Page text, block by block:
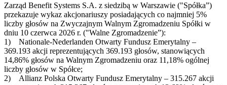
Zarząd Benefit Systems S.A. z siedzibą w Warszawie ("Spółka”)
przekazuje wykaz akcjonariuszy posiadających co najmniej 5%
liczby głosów na Zwyczajnym Walnym Zgromadzeniu Spółki w
dniu 10 czerwca 2026 r. ("Walne Zgromadzenie”):
1) Nationale-Nederlanden Otwarty Fundusz Emerytalny –
369.193 akcji reprezentujących 369.193 głosów, stanowiących
14,86% głosów na Walnym Zgromadzeniu oraz 11,18% ogólnej
liczby głosów w Spółce;
2) Allianz Polska Otwarty Fundusz Emerytalny – 315.267 akcji